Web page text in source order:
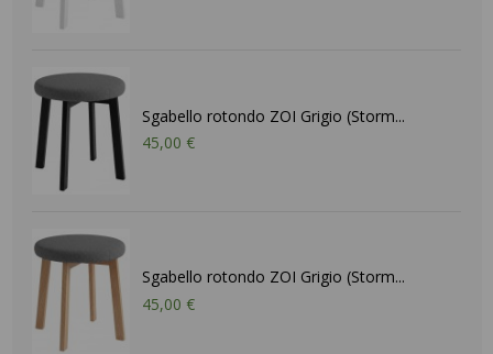
Sgabello rotondo ZOI Grigio (Storm...
45,00 €
Sgabello rotondo ZOI Grigio (Storm...
45,00 €